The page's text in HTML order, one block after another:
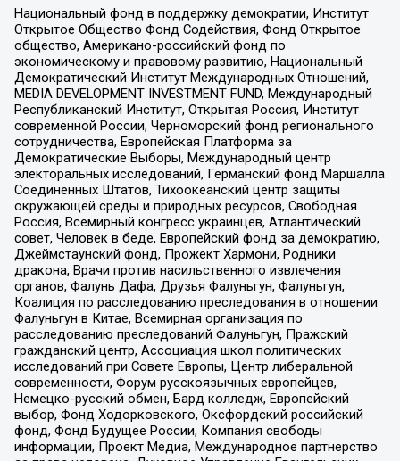
Национальный фонд в поддержку демократии, Институт
Открытое Общество Фонд Содействия, Фонд Открытое
общество, Американо-российский фонд по
экономическому и правовому развитию, Национальный
Демократический Институт Международных Отношений,
MEDIA DEVELOPMENT INVESTMENT FUND, Международный
Республиканский Институт, Открытая Россия, Институт
современной России, Черноморский фонд регионального
сотрудничества, Европейская Платформа за
Демократические Выборы, Международный центр
электоральных исследований, Германский фонд Маршалла
Соединенных Штатов, Тихоокеанский центр защиты
окружающей среды и природных ресурсов, Свободная
Россия, Всемирный конгресс украинцев, Атлантический
совет, Человек в беде, Европейский фонд за демократию,
Джеймстаунский фонд, Прожект Хармони, Родники
дракона, Врачи против насильственного извлечения
органов, Фалунь Дафа, Друзья Фалуньгун, Фалуньгун,
Коалиция по расследованию преследования в отношении
Фалуньгун в Китае, Всемирная организация по
расследованию преследований Фалуньгун, Пражский
гражданский центр, Ассоциация школ политических
исследований при Совете Европы, Центр либеральной
современности, Форум русскоязычных европейцев,
Немецко-русский обмен, Бард колледж, Европейский
выбор, Фонд Ходорковского, Оксфордский российский
фонд, Фонд Будущее России, Компания свободы
информации, Проект Медиа, Международное партнерство